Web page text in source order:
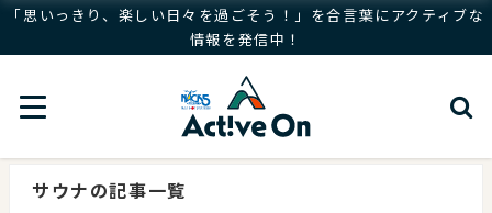
「思いっきり、楽しい日々を過ごそう！」を合言葉にアクティブな
情報を発信中！
サウナの記事一覧